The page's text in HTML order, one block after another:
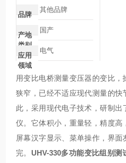
品牌
其他品牌
产地
类别
国产
应用
领域
电气
用变比电桥测量变压器的变比，
狭窄，已经不适应现代测量的快
此，采用现代电子技术，研制
仪。它体积小，重量轻，精度高
屏幕汉字显示、菜单操作，界面
完。 UHV-330多功能变比组别测